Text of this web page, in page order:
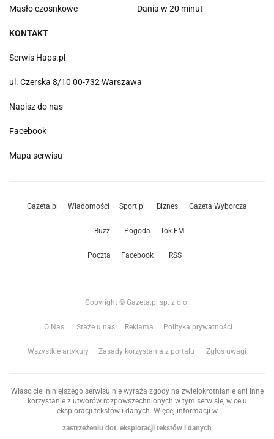
Masło czosnkowe Dania w 20 minut
KONTAKT
Serwis Haps.pl
ul. Czerska 8/10 00-732 Warszawa
Napisz do nas
Facebook
Mapa serwisu
Gazeta.pl Wiadomości Sport.pl Biznes Gazeta Wyborcza
Buzz Pogoda Tok.FM
Poczta Facebook RSS
Copyright © Gazeta.pl sp. z o.o.
O Nas Staże u nas Reklama Polityka prywatności
Wszystkie artykuły Zasady korzystania z portalu Zgłoś uwagi
Właściciel niniejszego serwisu nie wyraża zgody na zwielokrotnianie ani inne
korzystanie z utworów rozpowszechnionych w tym serwisie, w celu
eksploracji tekstów i danych. Więcej informacji w
zastrzeżeniu dot. eksploracji tekstów i danych